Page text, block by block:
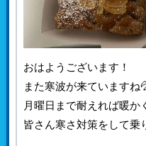
おはようございます！
また寒波が来ていますね
月曜日まで耐えれば暖か
皆さん寒さ対策をして乗